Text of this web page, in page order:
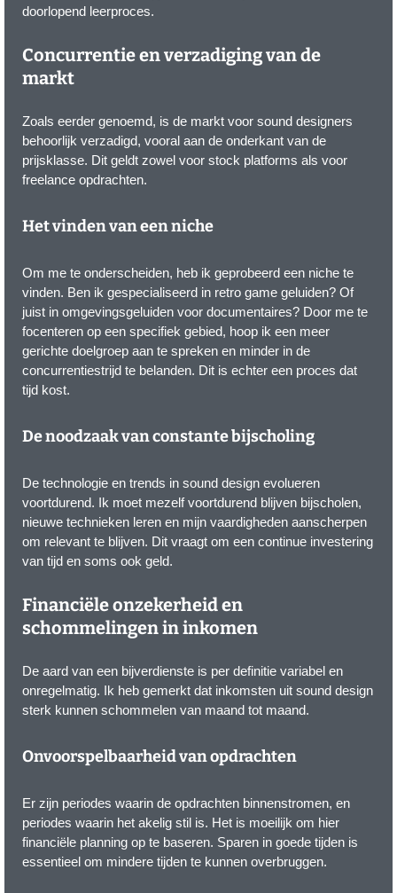
doorlopend leerproces.
Concurrentie en verzadiging van de
markt
Zoals eerder genoemd, is de markt voor sound designers
behoorlijk verzadigd, vooral aan de onderkant van de
prijsklasse. Dit geldt zowel voor stock platforms als voor
freelance opdrachten.
Het vinden van een niche
Om me te onderscheiden, heb ik geprobeerd een niche te
vinden. Ben ik gespecialiseerd in retro game geluiden? Of
juist in omgevingsgeluiden voor documentaires? Door me te
focenteren op een specifiek gebied, hoop ik een meer
gerichte doelgroep aan te spreken en minder in de
concurrentiestrijd te belanden. Dit is echter een proces dat
tijd kost.
De noodzaak van constante bijscholing
De technologie en trends in sound design evolueren
voortdurend. Ik moet mezelf voortdurend blijven bijscholen,
nieuwe technieken leren en mijn vaardigheden aanscherpen
om relevant te blijven. Dit vraagt om een continue investering
van tijd en soms ook geld.
Financiële onzekerheid en
schommelingen in inkomen
De aard van een bijverdienste is per definitie variabel en
onregelmatig. Ik heb gemerkt dat inkomsten uit sound design
sterk kunnen schommelen van maand tot maand.
Onvoorspelbaarheid van opdrachten
Er zijn periodes waarin de opdrachten binnenstromen, en
periodes waarin het akelig stil is. Het is moeilijk om hier
financiële planning op te baseren. Sparen in goede tijden is
essentieel om mindere tijden te kunnen overbruggen.